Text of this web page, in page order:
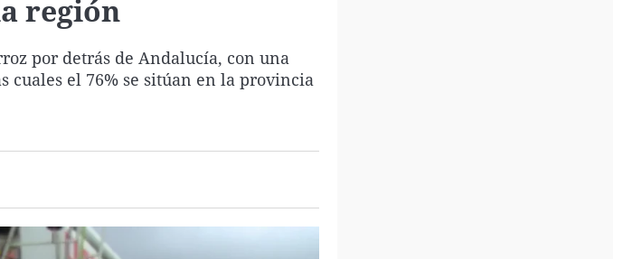
región
por detrás de Andalucía, con una
cuales el 76% se sitúan en la provincia